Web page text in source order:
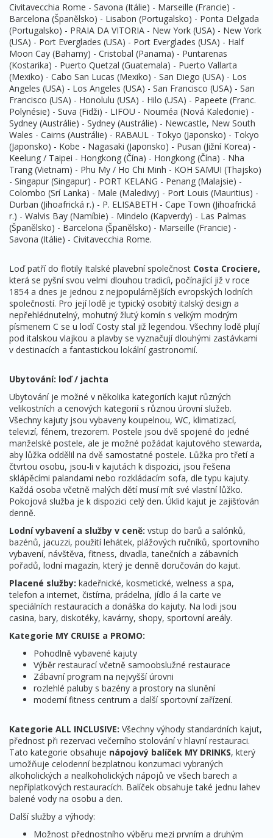
Civitavecchia Rome - Savona (Itálie) - Marseille (Francie) -
Barcelona (Španělsko) - Lisabon (Portugalsko) - Ponta Delgada
(Portugalsko) - PRAIA DA VITORIA - New York (USA) - New York
(USA) - Port Everglades (USA) - Port Everglades (USA) - Half
Moon Cay (Bahamy) - Cristobal (Panama) - Puntarenas
(Kostarika) - Puerto Quetzal (Guatemala) - Puerto Vallarta
(Mexiko) - Cabo San Lucas (Mexiko) - San Diego (USA) - Los
Angeles (USA) - Los Angeles (USA) - San Francisco (USA) - San
Francisco (USA) - Honolulu (USA) - Hilo (USA) - Papeete (Franc.
Polynésie) - Suva (Fidži) - LIFOU - Nouméa (Nová Kaledonie) -
Sydney (Austrálie) - Sydney (Austrálie) - Newcastle, New South
Wales - Cairns (Austrálie) - RABAUL - Tokyo (Japonsko) - Tokyo
(Japonsko) - Kobe - Nagasaki (Japonsko) - Pusan (Jižní Korea) -
Keelung / Taipei - Hongkong (Čína) - Hongkong (Čína) - Nha
Trang (Vietnam) - Phu My / Ho Chi Minh - KOH SAMUI (Thajsko)
- Singapur (Singapur) - PORT KELANG - Penang (Malajsie) -
Colombo (Srí Lanka) - Male (Maledivy) - Port Louis (Mauritius) -
Durban (Jihoafrická r.) - P. ELISABETH - Cape Town (Jihoafrická
r.) - Walvis Bay (Namíbie) - Mindelo (Kapverdy) - Las Palmas
(Španělsko) - Barcelona (Španělsko) - Marseille (Francie) -
Savona (Itálie) - Civitavecchia Rome.
Loď patří do flotily Italské plavební společnost Costa Crociere,
která se pyšní svou velmi dlouhou tradicíi, počínající již v roce
1854 a dnes je jednou z nejpopulárnějších evropských lodních
společností. Pro její lodě je typický osobitý italský design a
nepřehlédnutelný, mohutný žlutý komín s velkým modrým
písmenem C se u lodí Costy stal již legendou. Všechny lodě plují
pod italskou vlajkou a plavby se vyznačují dlouhými zastávkami
v destinacích a fantastickou lokální gastronomií.
Ubytování: loď / jachta
Ubytování je možné v několika kategoriích kajut různých
velikostních a cenových kategorií s různou úrovní služeb.
Všechny kajuty jsou vybaveny koupelnou, WC, klimatizací,
televizí, fénem, trezorem. Postele jsou dvě spojené do jedné
manželské postele, ale je možné požádat kajutového stewarda,
aby lůžka oddělil na dvě samostatné postele. Lůžka pro třetí a
čtvrtou osobu, jsou-li v kajutách k dispozici, jsou řešena
sklápěcími palandami nebo rozkládacím sofa, dle typu kajuty.
Každá osoba včetně malých dětí musí mít své vlastní lůžko.
Pokojová služba je k dispozici celý den. Úklid kajut je zajišťován
denně.
Lodní vybavení a služby v ceně: vstup do barů a salónků,
bazénů, jacuzzi, použití lehátek, plážových ručníků, sportovního
vybavení, návštěva, fitness, divadla, tanečních a zábavních
pořadů, lodní magazín, který je denně doručován do kajut.
Placené služby: kadeřnické, kosmetické, welness a spa,
telefon a internet, čistírna, prádelna, jídlo á la carte ve
speciálních restauracích a donáška do kajuty. Na lodi jsou
casina, bary, diskotéky, kavárny, shopy, sportovní areály.
Kategorie MY CRUISE a PROMO:
Pohodlně vybavené kajuty
Výběr restaurací včetně samoobslužné restaurace
Zábavní program na nejvyšší úrovni
rozlehlé paluby s bazény a prostory na slunění
moderní fitness centrum a další sportovní zařízení.
Kategorie ALL INCLUSIVE: Všechny výhody standardních kajut,
přednost při rezervaci večerního stolování v hlavní restauraci.
Tato kategorie obsahuje nápojový balíček MY DRINKS, který
umožňuje celodenní bezplatnou konzumaci vybraných
alkoholických a nealkoholických nápojů ve všech barech a
nepříplatkových restauracích. Balíček obsahuje také jednu lahev
balené vody na osobu a den.
Další služby a výhody:
Možnost přednostního výběru mezi prvním a druhým